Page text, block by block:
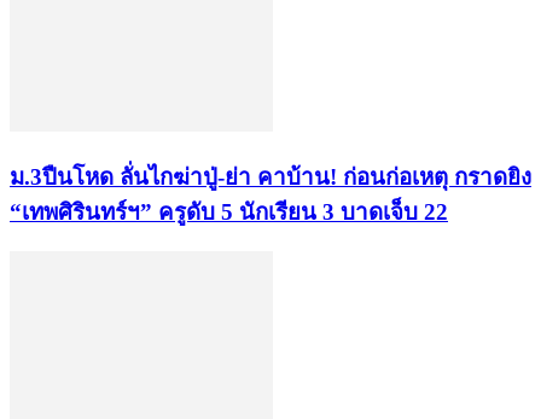
ม.3ปืนโหด ลั่นไกฆ่าปู่-ย่า คาบ้าน! ก่อนก่อเหตุ กราดยิง
“เทพศิรินทร์ฯ” ครูดับ 5 นักเรียน 3 บาดเจ็บ 22